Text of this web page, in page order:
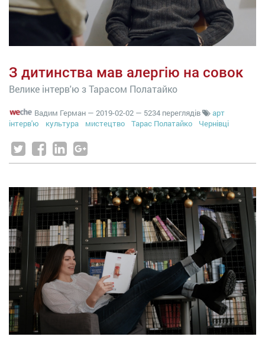
З дитинства мав алергію на совок
Велике інтерв'ю з Тарасом Полатайко
Вадим Герман — 2019-02-02 — 5234 переглядів
арт
інтерв'ю
культура мистецтво Тарас Полатайко Чернівці